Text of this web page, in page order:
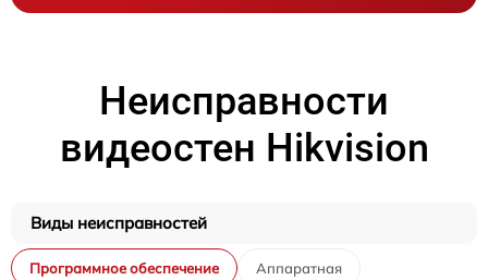
Неисправности
видеостен Hikvision
Виды неисправностей
Программное обеспечение Аппаратная